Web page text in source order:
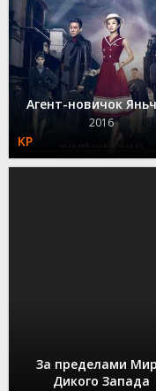
Агент-новичок
2016
За пределами
Дикого Запада